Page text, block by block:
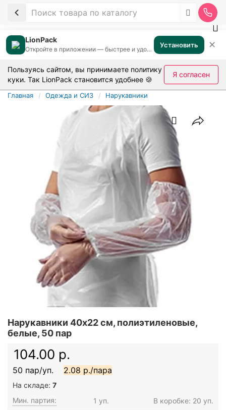
LionPack
Откройте в приложении — быстрее и удобнее Установить ✕
Пользуясь сайтом, вы принимаете политику
куки. Так LionPack становится удобнее 🍪
Я согласен
Главная Одежда и СИЗ Нарукавники
Нарукавники 40х22 см, полиэтиленовые,
белые, 50 пар
104.00 р.
50 пар/уп. 2.08 р./пара
На складе: 7
Мин. партия:
1 уп. В коробке: 20 уп.